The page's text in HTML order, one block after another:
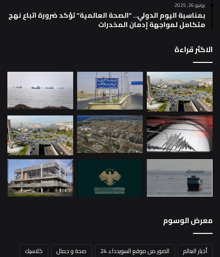
يونيو 26, 2025
بمناسبة اليوم الدولي.. “الصحة العالمية” تؤكد ضرورة اتباع نهج
متكامل لمواجهة إدمان المخدرات
الاكثر قراءة
معرض الوسوم
أخبار العالم الصور من موقع السويدداء 24 صحة و جمال كلاسيك